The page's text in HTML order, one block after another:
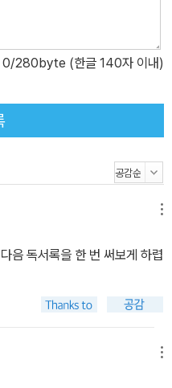
0/280byte (한글 140자 이내)
음 독서록을 한 번 써보게 하렵